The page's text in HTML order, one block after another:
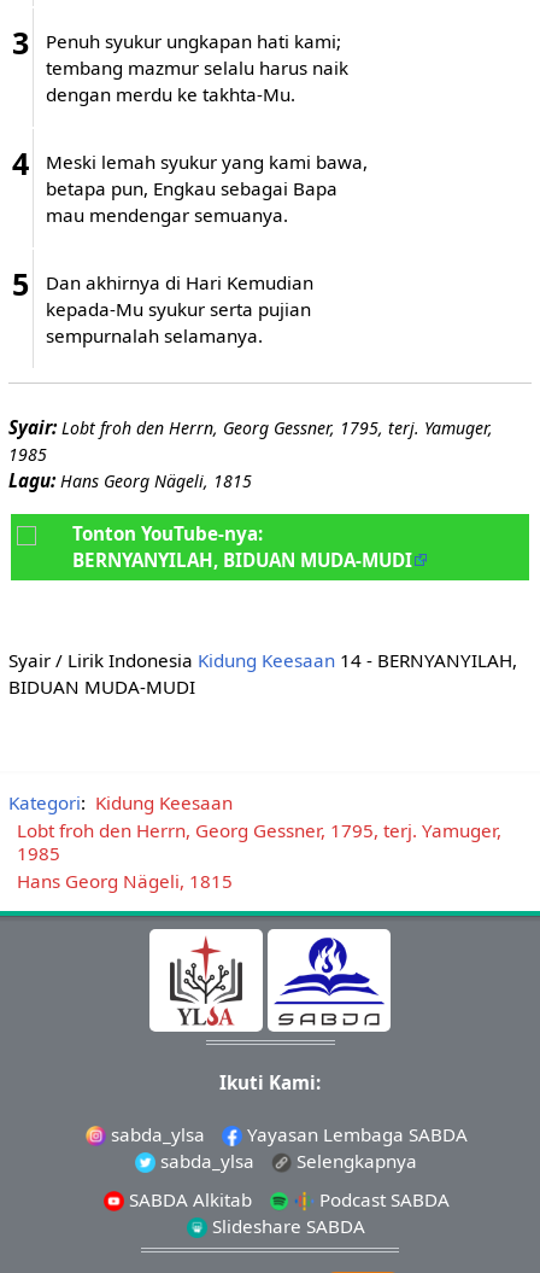
3
Penuh syukur ungkapan hati kami;
tembang mazmur selalu harus naik
dengan merdu ke takhta-Mu.
4
Meski lemah syukur yang kami bawa,
betapa pun, Engkau sebagai Bapa
mau mendengar semuanya.
5
Dan akhirnya di Hari Kemudian
kepada-Mu syukur serta pujian
sempurnalah selamanya.
Syair: Lobt froh den Herrn, Georg Gessner, 1795, terj. Yamuger,
1985
Lagu: Hans Georg Nägeli, 1815
Tonton YouTube-nya:
BERNYANYILAH, BIDUAN MUDA-MUDI
Syair / Lirik Indonesia Kidung Keesaan14 - BERNYANYILAH,
BIDUAN MUDA-MUDI
Kategori: Kidung Keesaan
Lobt froh den Herrn, Georg Gessner, 1795, terj. Yamuger,
1985
Hans Georg Nägeli, 1815
Ikuti Kami:
sabda_ylsa
Yayasan Lembaga SABDA
sabda_ylsa
Selengkapnya
SABDA Alkitab
Podcast SABDA
Slideshare SABDA